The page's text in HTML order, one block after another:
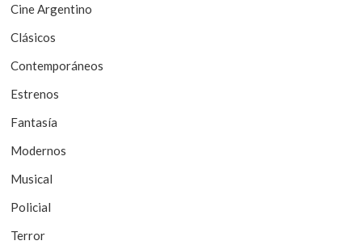
e
e
n
t
r
a
d
a
s
Cine Argentino
Clásicos
Contemporáneos
Estrenos
Fantasía
Modernos
Musical
Policial
Terror